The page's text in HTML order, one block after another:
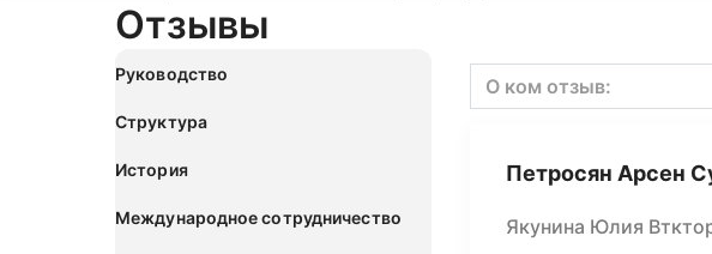
Отзывы
Руководство
Структура
История
Международное сотрудничество
О ком отзыв:
Петросян Арсен
Якунина Юлия